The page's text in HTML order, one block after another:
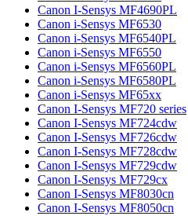
Canon I-Sensys MF4690PL
Canon i-Sensys MF6530
Canon i-Sensys MF6540PL
Canon i-Sensys MF6550
Canon i-Sensys MF6560PL
Canon i-Sensys MF6580PL
Canon i-Sensys MF65xx
Canon I-Sensys MF720 series
Canon I-Sensys MF724cdw
Canon I-Sensys MF726cdw
Canon I-Sensys MF728cdw
Canon I-Sensys MF729cdw
Canon I-Sensys MF729cx
Canon I-Sensys MF8030cn
Canon I-Sensys MF8050cn